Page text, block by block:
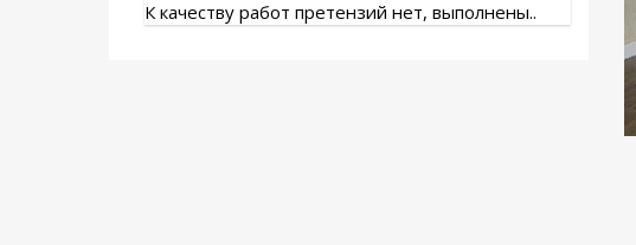
К качеству работ претензий нет, выполнены..